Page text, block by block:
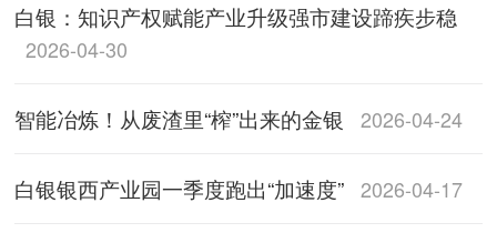
白银：知识产权赋能产业升级强市建设蹄疾步稳
2026-04-30
智能冶炼！从废渣里“榨”出来的金银 2026-04-24
白银银西产业园一季度跑出“加速度” 2026-04-17